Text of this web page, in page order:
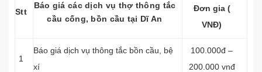
Stt
Báo giá các dịch vụ thợ thông tắc
cầu cống, bồn cầu tại Dĩ An
Đơn gia (
VNĐ)
1
Báo giá dịch vụ thông tắc bồn cầu, bệ
xí
100.000đ –
200.000 vnđ